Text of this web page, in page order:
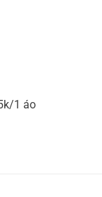
1 áo